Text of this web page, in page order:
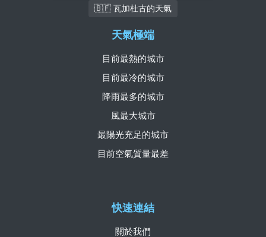
🇧🇫 瓦加杜古的天氣
快速連結
關於我們
天氣極端
目前最熱的城市
目前最冷的城市
降雨最多的城市
風最大城市
最陽光充足的城市
目前空氣質量最差